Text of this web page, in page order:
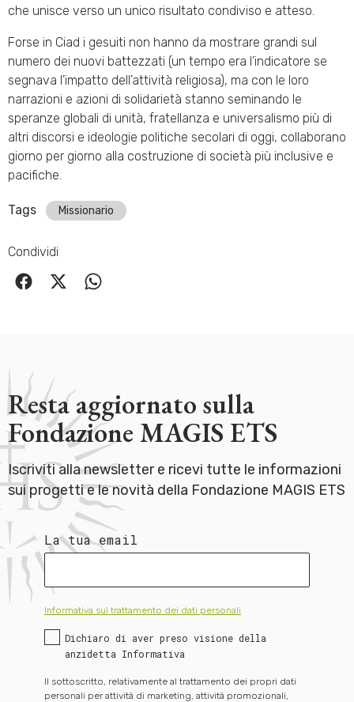
che unisce verso un unico risultato condiviso e atteso.
Forse in Ciad i gesuiti non hanno da mostrare grandi sul
numero dei nuovi battezzati (un tempo era l’indicatore se
segnava l’impatto dell’attività religiosa), ma con le loro
narrazioni e azioni di solidarietà stanno seminando le
speranze globali di unità, fratellanza e universalismo più di
altri discorsi e ideologie politiche secolari di oggi, collaborano
giorno per giorno alla costruzione di società più inclusive e
pacifiche.
Tags Missionario
Condividi
Resta aggiornato sulla
Fondazione MAGIS ETS
Iscriviti alla newsletter e ricevi tutte le informazioni
sui progetti e le novità della Fondazione MAGIS ETS
La tua email
Informativa sul trattamento dei dati personali
Dichiaro di aver preso visione della
anzidetta Informativa
Il sottoscritto, relativamente al trattamento dei propri dati
personali per attività di marketing, attività promozionali,